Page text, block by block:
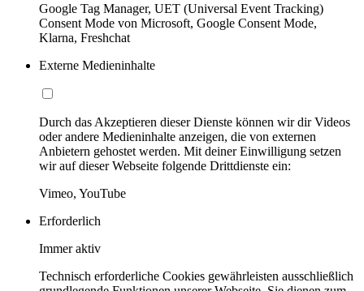
Google Tag Manager, UET (Universal Event Tracking)
Consent Mode von Microsoft, Google Consent Mode,
Klarna, Freshchat
Externe Medieninhalte
Durch das Akzeptieren dieser Dienste können wir dir Videos
oder andere Medieninhalte anzeigen, die von externen
Anbietern gehostet werden. Mit deiner Einwilligung setzen
wir auf dieser Webseite folgende Drittdienste ein:
Vimeo, YouTube
Erforderlich
Immer aktiv
Technisch erforderliche Cookies gewährleisten ausschließlich